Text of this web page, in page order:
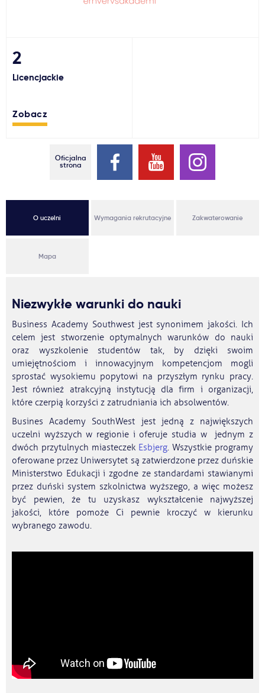
Usługi
Aktualności
2
Licencjackie
Zobacz
Oficjalna
strona
O uczelni Wymagania rekrutacyjne Zakwaterowanie
Mapa
Niezwykłe warunki do nauki
Business Academy Southwest jest synonimem jakości. Ich
celem jest stworzenie optymalnych warunków do nauki
oraz wyszkolenie studentów tak, by dzięki swoim
umiejętnościom i innowacyjnym kompetencjom mogli
sprostać wysokiemu popytowi na przyszłym rynku pracy.
Jest również atrakcyjną instytucją dla firm i organizacji,
które czerpią korzyści z zatrudniania ich absolwentów.
Busines Academy SouthWest jest jedną z największych
uczelni wyższych w regionie i oferuje studia w jednym z
dwóch przytulnych miasteczek Esbjerg. Wszystkie programy
oferowane przez Uniwersytet są zatwierdzone przez duńskie
Ministerstwo Edukacji i zgodne ze standardami stawianymi
przez duński system szkolnictwa wyższego, a więc możesz
być pewien, że tu uzyskasz wykształcenie najwyższej
jakości, które pomoże Ci pewnie kroczyć w kierunku
wybranego zawodu.